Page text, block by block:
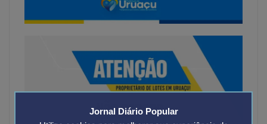
Jornal Diário Popular